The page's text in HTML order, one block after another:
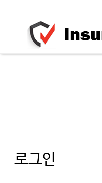
로그인